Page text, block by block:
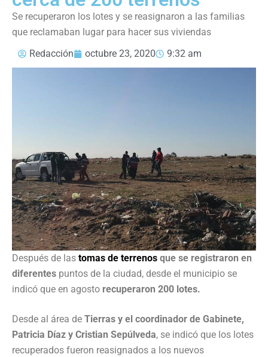
Se recuperaron los lotes y se reasignaron a las familias
que reclamaban lugar para hacer sus viviendas
Redacción
octubre 23, 2020 9:32 am
Después de las tomas de terrenos que se registraron en
diferentes puntos de la ciudad, desde el municipio se
indicó que en agosto recuperaron 200 lotes.
Desde al área de Tierras y el coordinador de Gabinete,
Patricia Díaz y Cristian Sepúlveda, se indicó que los lotes
recuperados fueron reasignados a los nuevos